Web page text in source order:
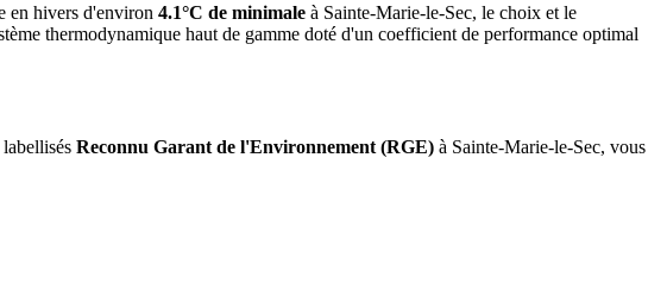
en hivers d'environ 4.1°C de minimale à Sainte-Marie-le-Sec, le choix et le
thermodynamique haut de gamme doté d'un coefficient de performance optimal
Reconnu Garant de l'Environnement (RGE) à Sainte-Marie-le-Sec, vous